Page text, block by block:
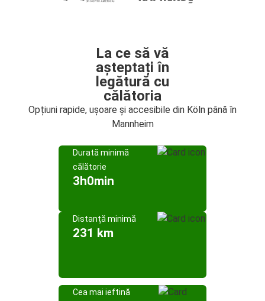
La ce să vă
așteptați în
legătură cu
călătoria
Opțiuni rapide, ușoare și accesibile din Köln până în
Mannheim
Durată minimă
călătorie
3h0min
Distanță minimă
231 km
Cea mai ieftină